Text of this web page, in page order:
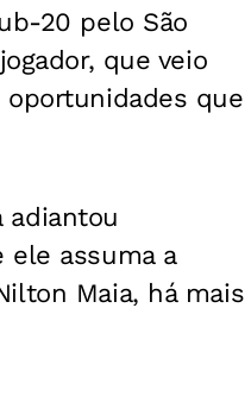
20 pelo São
que veio
oportunidades que
adiantou
ele assuma a
Maia, há mais